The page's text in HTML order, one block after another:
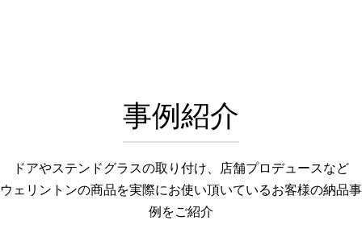
事例紹介
ドアやステンドグラスの取り付け、店舗プロデュースなど
ウェリントンの商品を実際にお使い頂いているお客様の納品事
例をご紹介